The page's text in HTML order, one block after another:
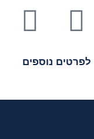
לפרטים נוספים